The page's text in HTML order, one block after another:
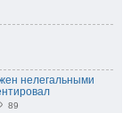
нелегальными
89